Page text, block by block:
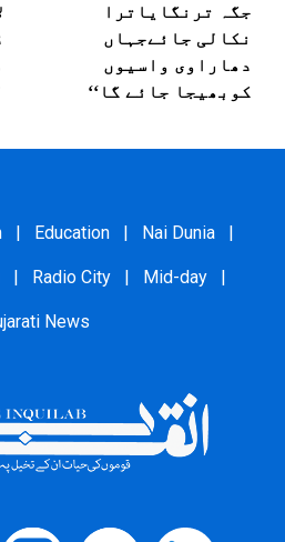
جگہ ترنگایاترا
نکالی جائےجہاں
دھاراوی واسیوں
کوبھیجا جائے گا‘‘
| Education | Nai Dunia |
| Radio City | Mid-day |
News